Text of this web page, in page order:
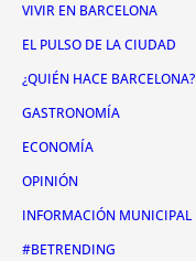
VIVIR EN BARCELONA
EL PULSO DE LA CIUDAD
¿QUIÉN HACE BARCELONA?
GASTRONOMÍA
ECONOMÍA
OPINIÓN
INFORMACIÓN MUNICIPAL
#BETRENDING